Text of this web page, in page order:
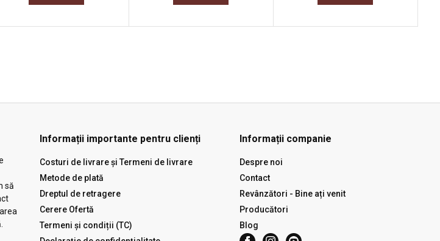
să
Informații importante pentru clienți
Costuri de livrare și Termeni de livrare
Metode de plată
Dreptul de retragere
Cerere Ofertă
Termeni și condiții (TC)
Informații companie
Despre noi
Contact
Revânzători - Bine ați venit
Producători
Blog